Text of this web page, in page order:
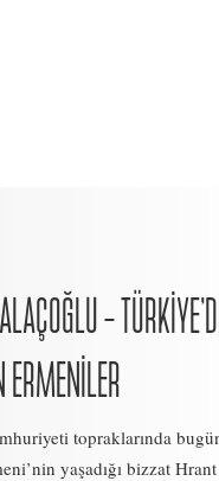
–
topraklarında
yaşadığı bizzat